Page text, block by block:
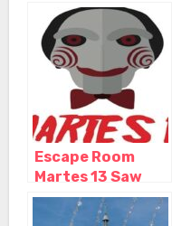
Valladolid –
Castilla y León
Escape Room
Martes 13 Saw
Valladolid,
Valladolid –